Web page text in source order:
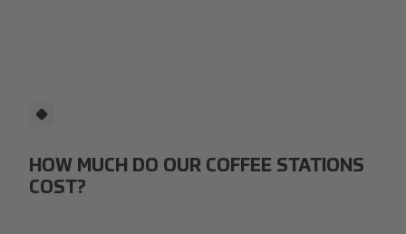
HOW MUCH DO OUR COFFEE STATIONS
COST?